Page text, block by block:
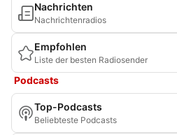
Nachrichten
Nachrichtenradios
Empfohlen
Liste der besten Radiosender
Podcasts
Top-Podcasts
Beliebteste Podcasts